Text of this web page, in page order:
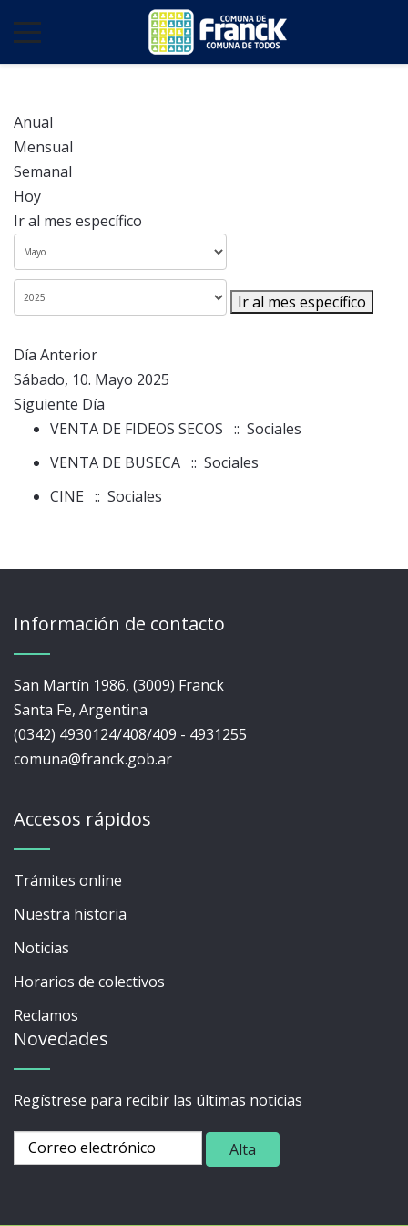
Anual
Mensual
Semanal
Hoy
Ir al mes específico
Ir al mes específico
Día Anterior
Sábado, 10. Mayo 2025
Siguiente Día
VENTA DE FIDEOS SECOS :: Sociales
VENTA DE BUSECA :: Sociales
CINE :: Sociales
Información de contacto
San Martín 1986, (3009) Franck
Santa Fe, Argentina
(0342) 4930124/408/409 - 4931255
comuna@franck.gob.ar
Accesos rápidos
Trámites online
Nuestra historia
Noticias
Horarios de colectivos
Reclamos
Novedades
Regístrese para recibir las últimas noticias